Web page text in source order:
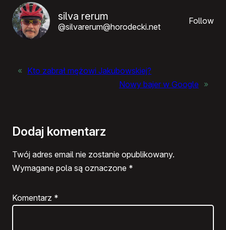
silva rerum
@silvarerum@horodecki.net
Follow
« Kto zabrał mężowi Jakubowskiej?
Nowy bajer w Google »
Dodaj komentarz
Twój adres email nie zostanie opublikowany.
Wymagane pola są oznaczone *
Komentarz *